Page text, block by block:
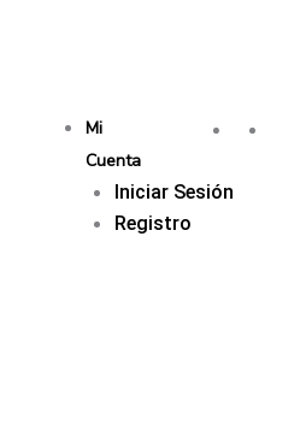
Mi
Cuenta
Iniciar Sesión
Registro